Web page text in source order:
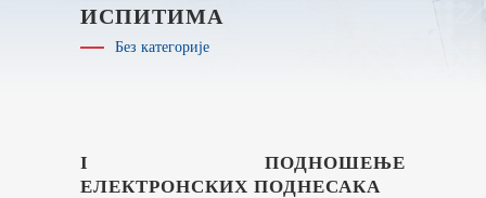
ИСПИТИМА
Без категорије
I ПОДНОШЕЊЕ
ЕЛЕКТРОНСКИХ ПОДНЕСАКА